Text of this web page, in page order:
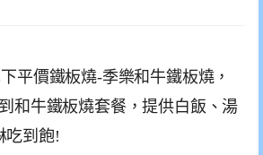
平價鐵板燒-季樂和牛鐵板燒，
和牛鐵板燒套餐，提供白飯、湯
吃到飽!